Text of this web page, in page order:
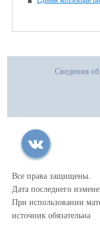
Сведения
Все права защищены.
Дата последнего
При использовании
источник обязательна